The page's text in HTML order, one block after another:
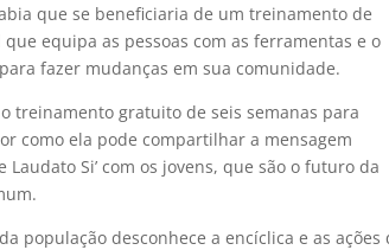
que se beneficiaria de um treinamento de
equipa as pessoas com as ferramentas e o
fazer mudanças em sua comunidade.
treinamento gratuito de seis semanas para
como ela pode compartilhar a mensagem
Laudato Si’ com os jovens, que são o futuro da
população desconhece a encíclica e as ações